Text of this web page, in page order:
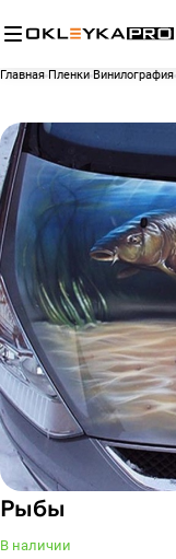
Главная Пленки Винилография
Рыбы
В наличии